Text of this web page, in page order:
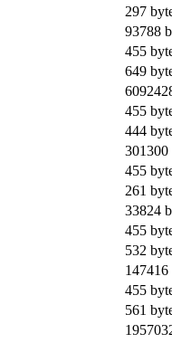
297
93788
455
649
455
444
301300
455
261
33824
455
532
147416
455
561